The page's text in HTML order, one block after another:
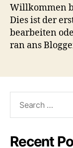
Willkommen
Dies ist der
bearbeiten
ran ans
Recent